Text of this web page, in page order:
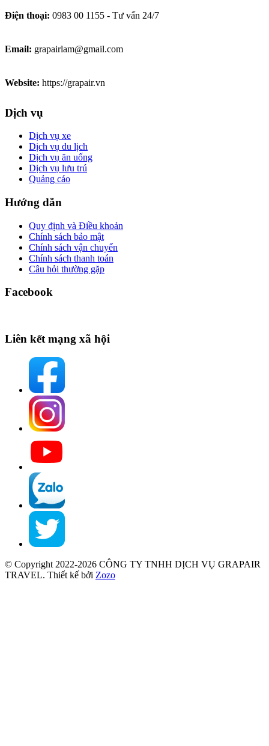
Điện thoại: 0983 00 1155 - Tư vấn 24/7
Email: grapairlam@gmail.com
Website: https://grapair.vn
Dịch vụ
Dịch vụ xe
Dịch vụ du lịch
Dịch vụ ăn uống
Dịch vụ lưu trú
Quảng cáo
Hướng dẫn
Quy định và Điều khoản
Chính sách bảo mật
Chính sách vận chuyển
Chính sách thanh toán
Câu hỏi thường gặp
Facebook
Liên kết mạng xã hội
© Copyright 2022-2026 CÔNG TY TNHH DỊCH VỤ GRAPAIR
TRAVEL. Thiết kế bởi Zozo